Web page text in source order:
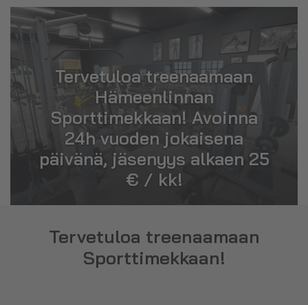
Tervetuloa treenaamaan
Hämeenlinnan
Sporttimekkaan! Avoinna
24h vuoden jokaisena
päivänä, jäsenyys alkaen 25
€ / kk!
Tervetuloa treenaamaan
Sporttimekkaan!